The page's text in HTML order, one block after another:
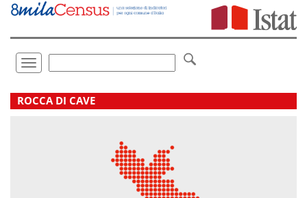
Vai
direttamente
Toggle
navigation
.
ROCCA DI CAVE